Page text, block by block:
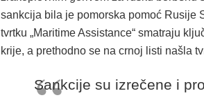
sankcija bila je pomorska pomoć Rusije
tvrtku „Maritime Assistance“ smatraju
krije, a prethodno se na crnoj listi našla
Sankcije su izrečene i